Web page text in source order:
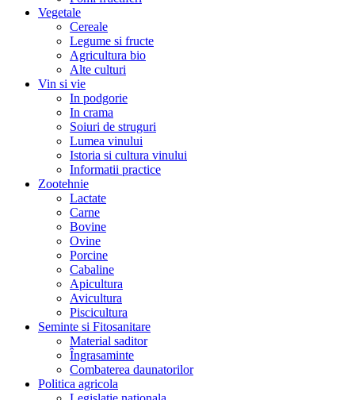
Vegetale
Cereale
Legume si fructe
Agricultura bio
Alte culturi
Vin si vie
In podgorie
In crama
Soiuri de struguri
Lumea vinului
Istoria si cultura vinului
Informatii practice
Zootehnie
Lactate
Carne
Bovine
Ovine
Porcine
Cabaline
Apicultura
Avicultura
Piscicultura
Seminte si Fitosanitare
Material saditor
Îngrasaminte
Combaterea daunatorilor
Politica agricola